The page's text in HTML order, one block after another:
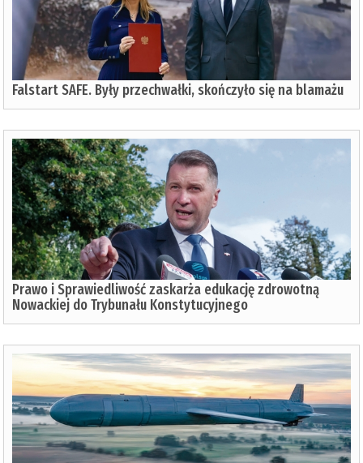
Falstart SAFE. Były przechwałki, skończyło się na blamażu
Prawo i Sprawiedliwość zaskarża edukację zdrowotną
Nowackiej do Trybunału Konstytucyjnego